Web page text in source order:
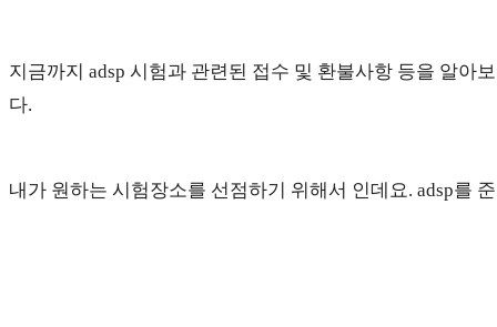
지금까지 adsp 시험과 관련된 접수 및 환불사항 등을 알아
다.
내가 원하는 시험장소를 선점하기 위해서 인데요. adsp를